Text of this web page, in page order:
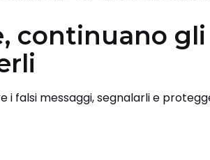
continuano gli
i falsi messaggi, segnalarli e